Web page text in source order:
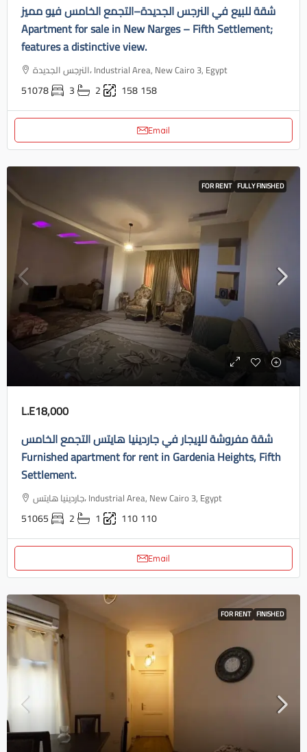
شقة للبيع في النرجس الجديدة–التجمع الخامس فيو مميز
Apartment for sale in New Narges – Fifth Settlement;
features a distinctive view.
النرجس الجديدة، Industrial Area, New Cairo 3, Egypt
51078 3 2 158158
Email
FOR RENT FULLY FINISHED
L.E18,000
شقة مفروشة للإيجار في جاردينيا هايتس التجمع الخامس
Furnished apartment for rent in Gardenia Heights, Fifth
Settlement.
جاردينيا هايتس، Industrial Area, New Cairo 3, Egypt
51065 2 1 110110
Email
FOR RENT FINISHED